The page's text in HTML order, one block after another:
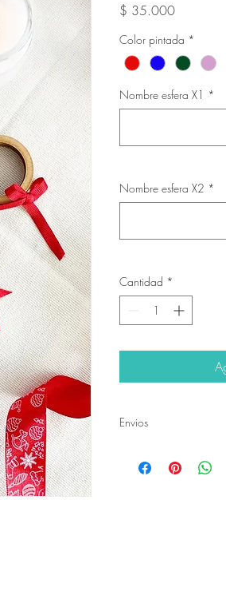
$ 35.000Precio
Color pintada *
Nombre esfera X1 *
Nombre esfera X2 *
Cantidad *
Envios